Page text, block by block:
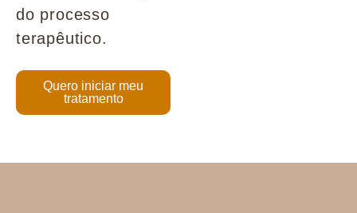
do processo
terapêutico.
Quero iniciar meu
tratamento